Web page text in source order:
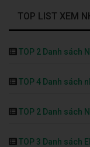
TOP LIST XEM
TOP 2 Danh sách
TOP 4 Danh sách
TOP 2 Danh sách
TOP 3 Danh sách